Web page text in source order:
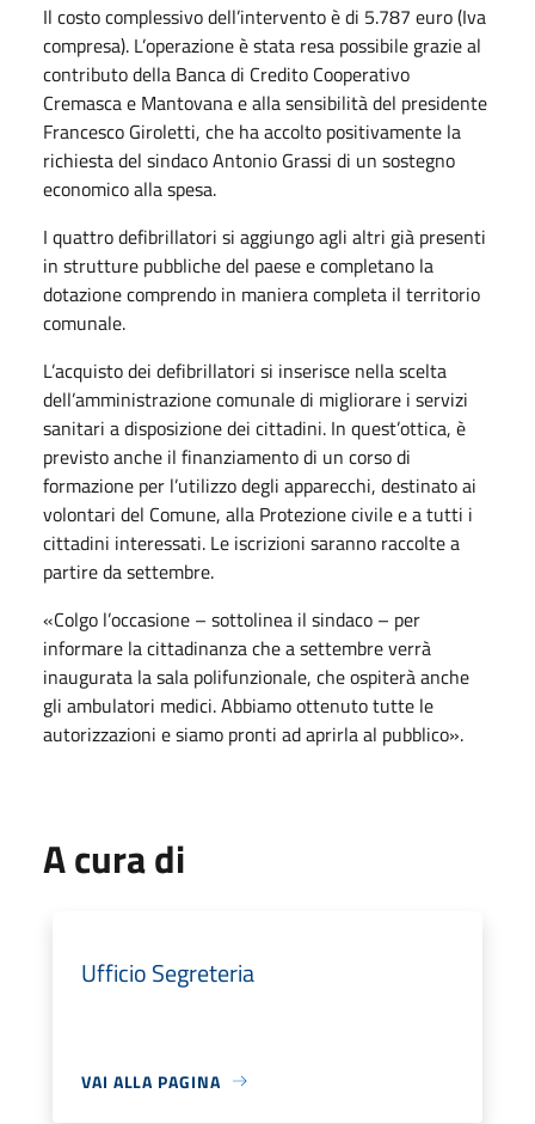
Il costo complessivo dell’intervento è di 5.787 euro (Iva
compresa). L’operazione è stata resa possibile grazie al
contributo della Banca di Credito Cooperativo
Cremasca e Mantovana e alla sensibilità del presidente
Francesco Giroletti, che ha accolto positivamente la
richiesta del sindaco Antonio Grassi di un sostegno
economico alla spesa.
I quattro defibrillatori si aggiungo agli altri già presenti
in strutture pubbliche del paese e completano la
dotazione comprendo in maniera completa il territorio
comunale.
L’acquisto dei defibrillatori si inserisce nella scelta
dell’amministrazione comunale di migliorare i servizi
sanitari a disposizione dei cittadini. In quest’ottica, è
previsto anche il finanziamento di un corso di
formazione per l’utilizzo degli apparecchi, destinato ai
volontari del Comune, alla Protezione civile e a tutti i
cittadini interessati. Le iscrizioni saranno raccolte a
partire da settembre.
«Colgo l’occasione – sottolinea il sindaco – per
informare la cittadinanza che a settembre verrà
inaugurata la sala polifunzionale, che ospiterà anche
gli ambulatori medici. Abbiamo ottenuto tutte le
autorizzazioni e siamo pronti ad aprirla al pubblico».
A cura di
Ufficio Segreteria
VAI ALLA PAGINA